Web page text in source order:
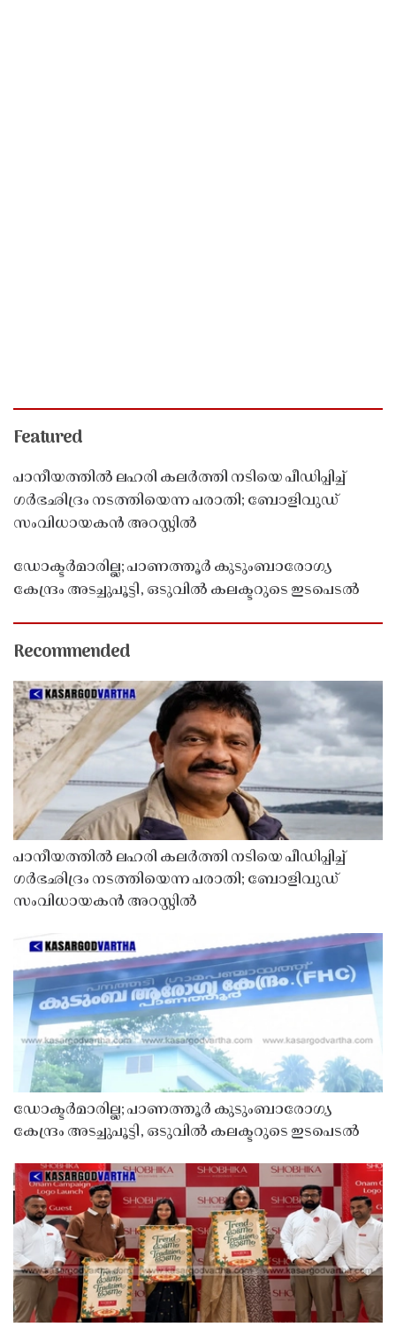
Featured
പാനീയത്തിൽ ലഹരി കലർത്തി നടിയെ പീഡിപ്പിച്ച്
ഗർഭഛിദ്രം നടത്തിയെന്ന പരാതി; ബോളിവുഡ്
സംവിധായകൻ അറസ്റ്റിൽ
ഡോക്ടർമാരില്ല; പാണത്തൂർ കുടുംബാരോഗ്യ
കേന്ദ്രം അടച്ചുപൂട്ടി, ഒടുവിൽ കലക്ടറുടെ ഇടപെടൽ
Recommended
പാനീയത്തിൽ ലഹരി കലർത്തി നടിയെ പീഡിപ്പിച്ച്
ഗർഭഛിദ്രം നടത്തിയെന്ന പരാതി; ബോളിവുഡ്
സംവിധായകൻ അറസ്റ്റിൽ
ഡോക്ടർമാരില്ല; പാണത്തൂർ കുടുംബാരോഗ്യ
കേന്ദ്രം അടച്ചുപൂട്ടി, ഒടുവിൽ കലക്ടറുടെ ഇടപെടൽ